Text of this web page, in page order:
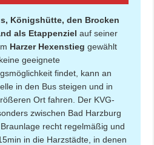
Königshütte, den Brocken
als Etappenziel auf seiner
Harzer Hexenstieg gewählt
geeignete
findet, kann an
in den Bus steigen und in
Ort fahren. Der KVG-
zwischen Bad Harzburg
recht regelmäßig und
in die Harzstädte, in denen